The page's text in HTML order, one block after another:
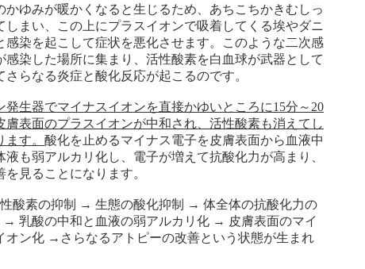
かゆみが暖かくなると生じるため、あちこちかきむしっ
しまい、この上にプラスイオンで吸着してくる埃やダニ
感染を起こして症状を悪化させます。このような二次感
感染した場所に集まり、活性酸素を白血球が武器として
らなる炎症と酸化反応が起こるのです。
発生器でマイナスイオンを直接かゆいところに15分～20
膚表面のプラスイオンが中和され、活性酸素も消えてし
す。 酸化を止めるマイナス電子を皮膚表面から血液中
も弱アルカリ化し、電子が増えて抗酸化力が高まり、
見ることになります。
酸素の抑制 → 生態の酸化抑制 → 体全体の抗酸化力の
乳酸の中和と血液の弱アルカリ化 → 皮膚表面のマイ
オン化 →さらなるアトピーの改善という状態が生まれ